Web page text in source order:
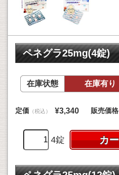
ペネグラ25mg(4錠)
在庫状態 在庫有り
定価 （税込） ¥3,340 販売価格
4錠